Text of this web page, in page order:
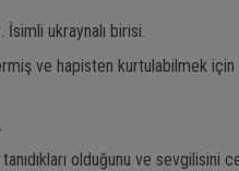
İsimli ukraynalı birisi.
ve hapisten kurtulabilmek için
olduğunu ve sevgilisini